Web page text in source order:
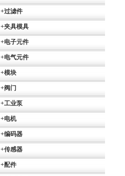
+过滤件
+夹具模具
+电子元件
+电气元件
+模块
+阀门
+工业泵
+电机
+编码器
+传感器
+配件
SR+KH-AFB AF24-